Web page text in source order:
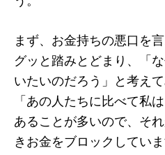
まず、お金持ちの悪口を
グッと踏みとどまり、「
いたいのだろう」と考えて
「あの人たちに比べて私
あることが多いので、そ
きお金をブロックしていま